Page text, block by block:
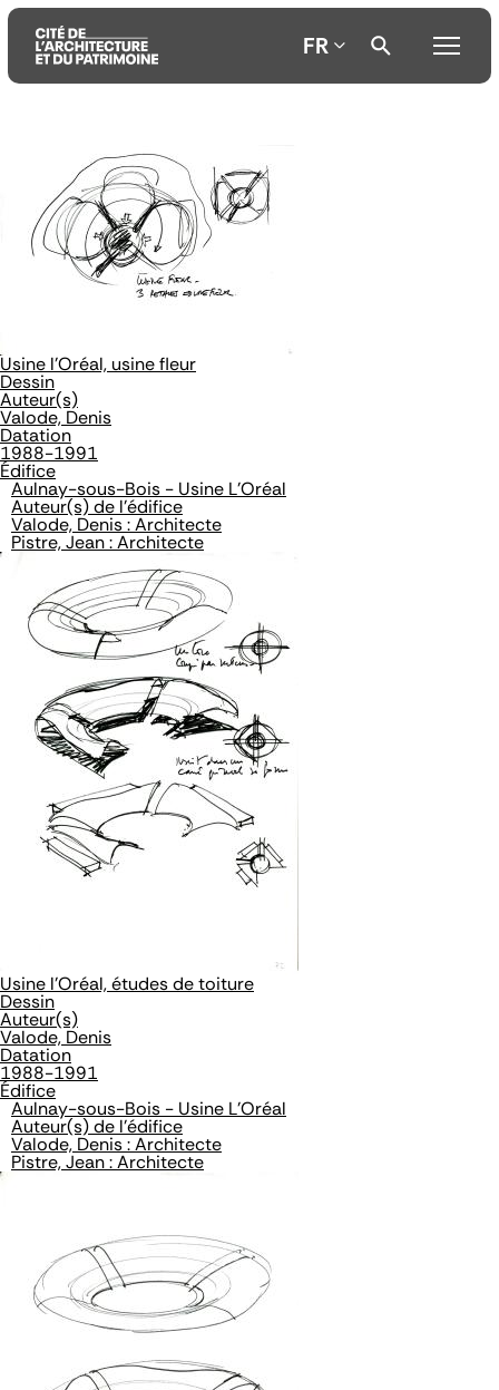
contenu
principal
principal
recherche
FR
Usine l'Oréal, usine fleur
Dessin
Auteur(s)
Valode, Denis
Datation
1988-1991
Édifice
Aulnay-sous-Bois - Usine L'Oréal
Auteur(s) de l'édifice
Valode, Denis : Architecte
Pistre, Jean : Architecte
Usine l'Oréal, études de toiture
Dessin
Auteur(s)
Valode, Denis
Datation
1988-1991
Édifice
Aulnay-sous-Bois - Usine L'Oréal
Auteur(s) de l'édifice
Valode, Denis : Architecte
Pistre, Jean : Architecte